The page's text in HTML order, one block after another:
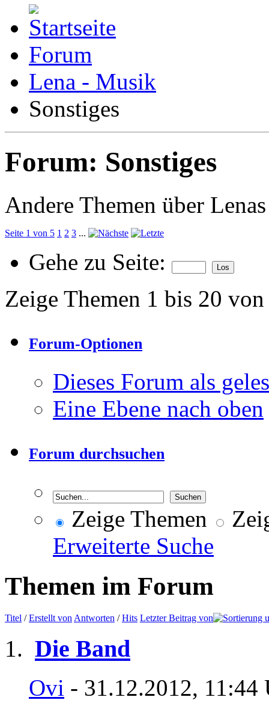
Forum
Lena - Musik
Sonstiges
Forum: Sonstiges
Andere Themen über
Seite 1 von 5 1 2 3 ...
Gehe zu Seite:
Zeige Themen 1 bis 20
Forum-Optionen
Dieses Forum als
Eine Ebene nach oben
Forum durchsuchen
Zeige Themen
Erweiterte Suche
Themen im Forum
Titel /Erstellt von Antworten /Hits Letzter Beitrag von
Die Band
Ovi - 31.12.2012, 11:44